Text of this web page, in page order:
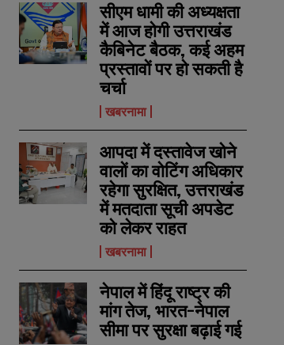
सीएम धामी की अध्यक्षता
में आज होगी उत्तराखंड
कैबिनेट बैठक, कई अहम
प्रस्तावों पर हो सकती है
चर्चा
खबरनामा
आपदा में दस्तावेज खोने
वालों का वोटिंग अधिकार
रहेगा सुरक्षित, उत्तराखंड
में मतदाता सूची अपडेट
को लेकर राहत
खबरनामा
नेपाल में हिंदू राष्ट्र की
मांग तेज, भारत-नेपाल
सीमा पर सुरक्षा बढ़ाई गई